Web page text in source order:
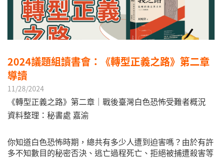
2024議題組讀書會：《轉型正義之路》第二章
導讀
11/28/2024
《轉型正義之路》第二章｜戰後臺灣白色恐怖受難者概況
資料整理：秘書處 嘉渝
你知道白色恐怖時期，總共有多少人遭到迫害嗎？由於有許
多不知數目的秘密否決、逃亡過程死亡、拒絕被捕遭殺害等